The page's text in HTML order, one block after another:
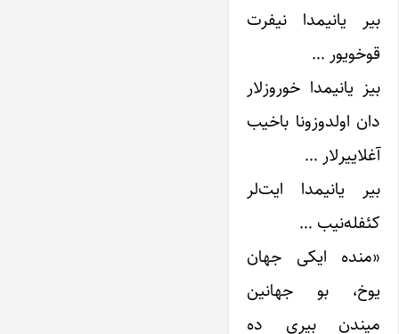
بیر یانیمدا نیفرت
قوخویور …
بیز یانیمدا خوروز‌لار
دان اولدوزونا باخیب
آغلاییر‌لار …
بیر یانیمدا ایت‌لر
کئفله‌نیب …
«منده ایکی جهان
یوخ، بو جهانین
میندن بیری ده